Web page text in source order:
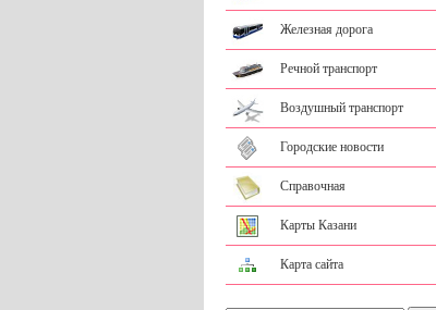
Железная дорога
Речной транспорт
Воздушный транспорт
Городские новости
Справочная
Карты Казани
Карта сайта